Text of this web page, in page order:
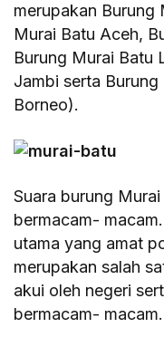
merupakan Burung
Murai Batu Aceh,
Burung Murai Batu
Jambi serta
Borneo).
Suara burung
bermacam-
utama yang amat
merupakan salah
akui oleh negeri
bermacam- macam.